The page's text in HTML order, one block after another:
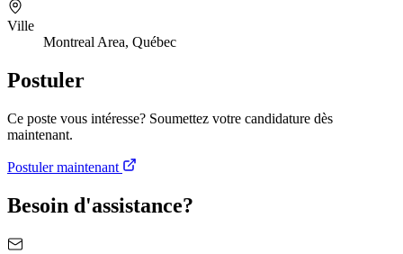
Ville
Montreal Area, Québec
Postuler
Ce poste vous intéresse? Soumettez votre candidature dès
maintenant.
Postuler maintenant
Besoin d'assistance?